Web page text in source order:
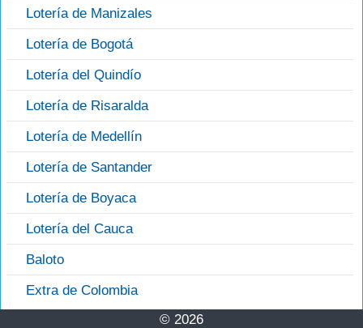
Lotería de Manizales
Lotería de Bogotá
Lotería del Quindío
Lotería de Risaralda
Lotería de Medellín
Lotería de Santander
Lotería de Boyaca
Lotería del Cauca
Baloto
Extra de Colombia
© 2026